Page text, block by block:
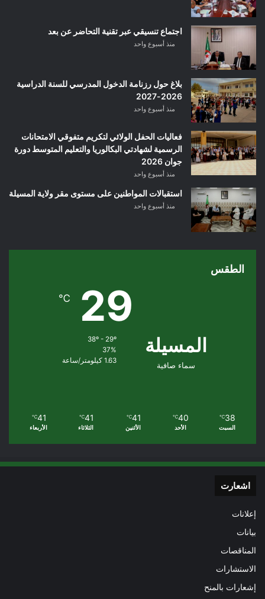
اجتماع تنسيقي عبر تقنية التحاضر عن بعد
منذ أسبوع واحد
بلاغ حول رزنامة الدخول المدرسي للسنة الدراسية
2026-2027
منذ أسبوع واحد
فعاليات الحفل الولائي لتكريم متفوقي الامتحانات
الرسمية لشهادتي البكالوريا والتعليم المتوسط دورة
جوان 2026
منذ أسبوع واحد
استقبالات المواطنين على مستوى مقر ولاية المسيلة
منذ أسبوع واحد
الطقس
المسيلة
سماء صافية
29
℃
38º - 29º
37%
1.63 كيلومتر/ساعة
38
℃
السبت
40
℃
الأحد
41
℃
الأثنين
41
℃
الثلاثاء
41
℃
الأربعاء
اشعارت
إعلانات
بيانات
المناقصات
الاستشارات
إشعارات بالمنح